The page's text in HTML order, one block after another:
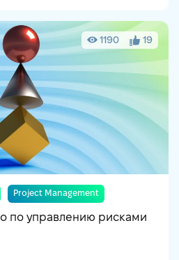
1190 19
Project Management
по управлению рисками